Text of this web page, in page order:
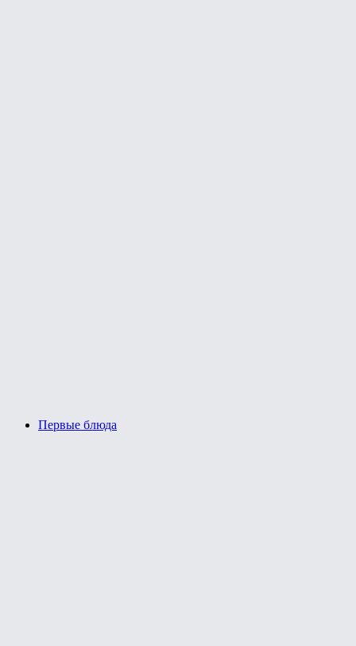
Первые блюда